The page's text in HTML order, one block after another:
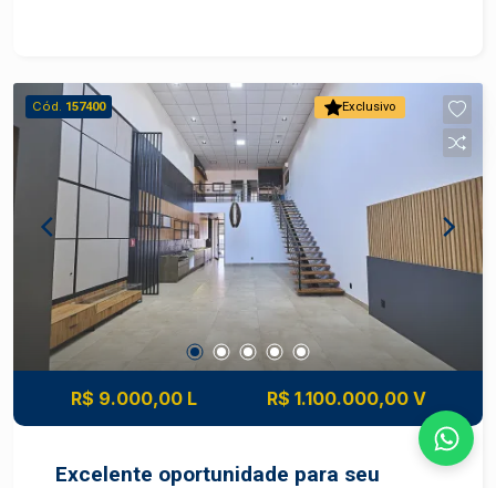
Exclusivo
Cód. 157400
R$ 9.000,00 L R$ 1.100.000,00 V
Excelente oportunidade para seu